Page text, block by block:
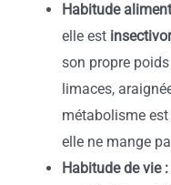
Habitude
elle est
son propre
limaces,
métabolisme
elle ne mange
Habitude de vie :